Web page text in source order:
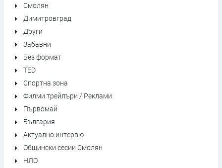
Смолян
Димитровград
Други
Забавни
Без формат
TED
Спортна зона
Филми трейлъри / Реклами
Първомай
България
Актуално интервю
Общински сесии Смолян
НЛО